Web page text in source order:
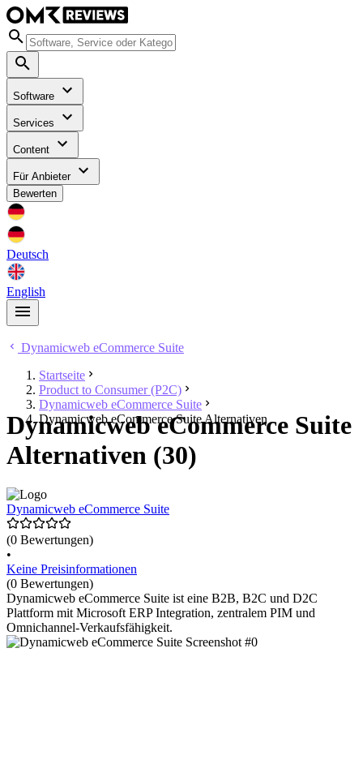
Software
Services
Content
Für Anbieter
Bewerten
Deutsch
English
Dynamicweb eCommerce Suite
Startseite
Product to Consumer (P2C)
Dynamicweb eCommerce Suite
Dynamicweb eCommerce Suite Alternativen
Dynamicweb eCommerce Suite
Alternativen (30)
Dynamicweb eCommerce Suite
(0 Bewertungen)
•
Keine Preisinformationen
(0 Bewertungen)
Dynamicweb eCommerce Suite ist eine B2B, B2C und D2C
Plattform mit Microsoft ERP Integration, zentralem PIM und
Omnichannel-Verkaufsfähigkeit.